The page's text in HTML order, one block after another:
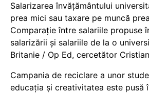
Salarizarea învățământului
prea mici sau taxare pe muncă
Comparație între salariile propuse
salarizării și salariile de la o
Britanie / Op Ed, cercetător
Campania de reciclare a unor
educația și creativitatea este pusă